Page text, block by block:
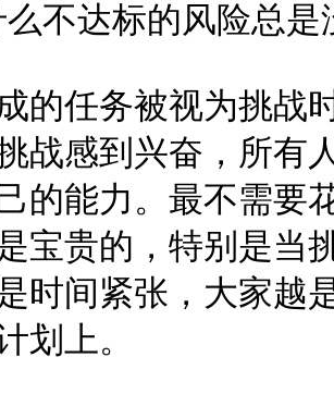
不达标的风险总是
的任务被视为挑战
战感到兴奋，所有
的能力。最不需要
宝贵的，特别是当
时间紧张，大家越
划上。